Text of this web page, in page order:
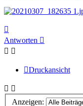
oben
Antworten
Druckansicht
Anzeigen: